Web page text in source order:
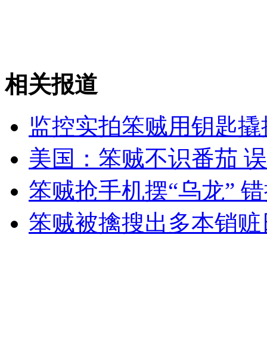
盐城4头死鲸不达标本要求深埋处理
山西运城恶犬咬伤多人 警民合力深夜将其击毙
女孩北京地铁殴打老人 痛下狠手拳打脚踢
无痛分娩是否安全 医生回应
相关报道
监控实拍笨贼用钥匙
美国：笨贼不识番茄
笨贼抢手机摆“乌龙”
笨贼被擒搜出多本销